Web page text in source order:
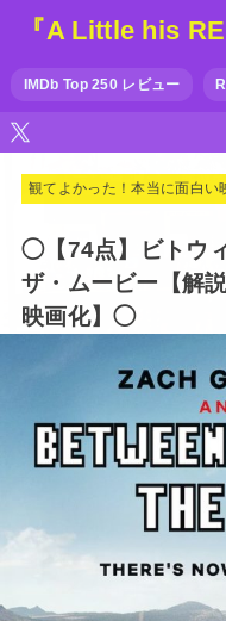
『A Little his
IMDb Top 250 レビュー
観てよかった！本当に面白い
◯【74点】ビトウ
ザ・ムービー【解
映画化】◯